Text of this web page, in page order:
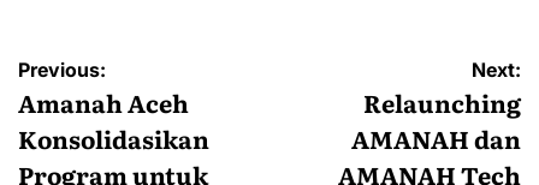
Navigasi
pos
Previous:
Amanah Aceh
Konsolidasikan
Program untuk
Next:
Relaunching
AMANAH dan
AMANAH Tech